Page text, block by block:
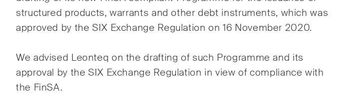
structured products, warrants and other debt instruments, which was
approved by the SIX Exchange Regulation on 16 November 2020.
We advised Leonteq on the drafting of such Programme and its
approval by the SIX Exchange Regulation in view of compliance with
the FinSA.
Contentieux
Droit bancaire & financier